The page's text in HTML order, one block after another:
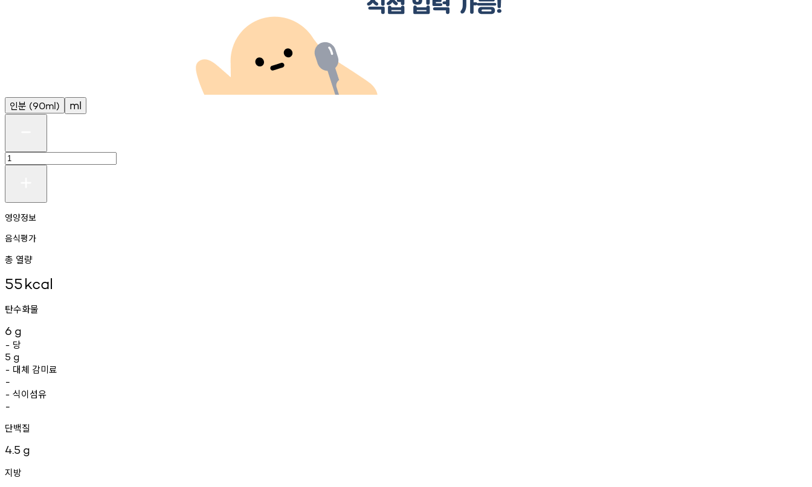
인분 (90ml) ml
영양정보
음식평가
총 열량
55kcal
탄수화물
6 g
- 당
5 g
- 대체 감미료
-
- 식이섬유
-
단백질
4.5 g
지방